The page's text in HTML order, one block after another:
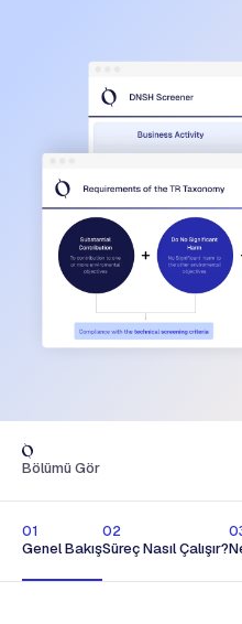
Bölümü Gör
01
Genel Bakış
02
Süreç Nasıl Çalışır?